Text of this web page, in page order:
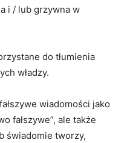
i / lub grzywna w
do tłumienia
władzy.
wiadomości jako
fałszywe”, ale także
świadomie tworzy,